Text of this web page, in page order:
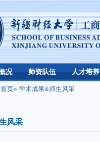
况 师资队伍 人才培养
首页» 学术成果&师生风采
风采